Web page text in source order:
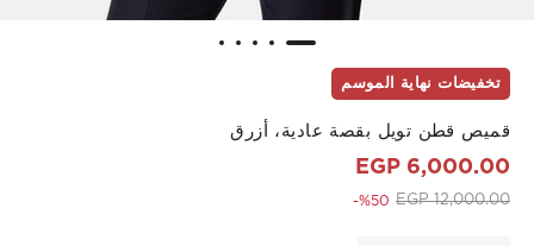
تخفيضات نهاية الموسم
قميص قطن تويل بقصة عادية، أزرق
6,000.00 EGP
Price reduced from
12,000.00 EGP
to 6,000.00 EGP
%50-